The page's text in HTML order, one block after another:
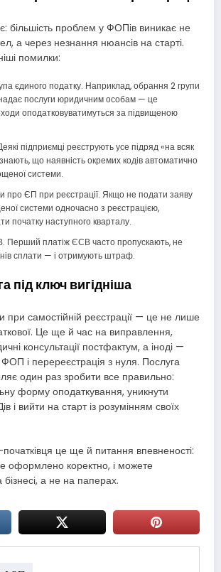
більшість проблем у ФОПів виникає не
а через незнання нюансів на старті.
помилки:
єдиного податку. Наприклад, обрання 2 групи
послуги юридичним особам — це
оподатковуватимуться за підвищеною
підприємці реєструють усе підряд «на всяк
що наявність окремих кодів автоматично
системи.
про ЄП при реєстрації. Якщо не подати заяву
системи одночасно з реєстрацією,
початку наступного кварталу.
Перший платіж ЄСВ часто пропускають, не
сплати — і отримують штраф.
під ключ вигідніша
при самостійній реєстрації — це не лише
Це ще й час на виправлення,
консультації постфактум, а іноді —
ФОП і перереєстрація з нуля. Послуга
один раз зробити все правильно:
форму оподаткування, уникнути
і вийти на старт із розумінням своїх
це ще й питання впевненості:
оформлено коректно, і можете
а не на паперах.